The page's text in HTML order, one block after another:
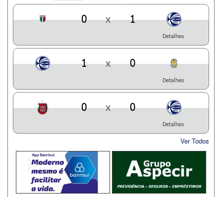
0 x 1
Detalhes
1 x 0
Detalhes
0 x 0
Detalhes
Ver Todos